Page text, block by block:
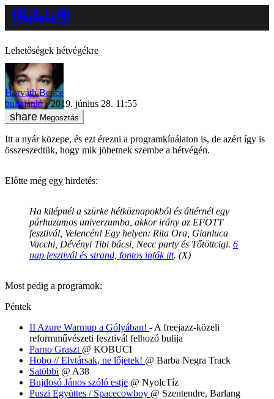
Lehetőségek hétvégékre
Horváth Bence
buliajánló
2019. június 28. 11:55
Megosztás
Itt a nyár közepe, és ezt érezni a programkínálaton is, de azért így is
összeszedtük, hogy mik jöhetnek szembe a hétvégén.
Előtte még egy hirdetés:
Ha kilépnél a szürke hétköznapokból és áttérnél egy
párhuzamos univerzumba, akkor irány az EFOTT
fesztivál, Velencén! Egy helyen: Rita Ora, Gianluca
Vacchi, Dévényi Tibi bácsi, Necc party és Tőtöttcigi. 6
nap fesztivál és strand, fontos infók itt. (X)
Most pedig a programok:
Péntek
II Azure Warmup a Gólyában! - A freejazz-közeli
reformművészeti fesztivál felhozó bulija
Parno Graszt @ KOBUCI
Hobo // Elvtársak, ne lőjetek! @ Barba Negra Track
Satöbbi @ A38
Bujdosó János szóló estje @ NyolcTíz
Puszi Együttes / Spacecowboy @ Szentendre, Barlang